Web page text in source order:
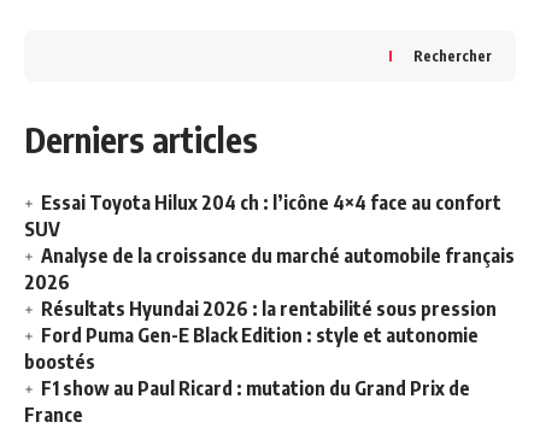
Rechercher
Derniers articles
Essai Toyota Hilux 204 ch : l’icône 4×4 face au confort
SUV
Analyse de la croissance du marché automobile français
2026
Résultats Hyundai 2026 : la rentabilité sous pression
Ford Puma Gen-E Black Edition : style et autonomie
boostés
F1 show au Paul Ricard : mutation du Grand Prix de
France